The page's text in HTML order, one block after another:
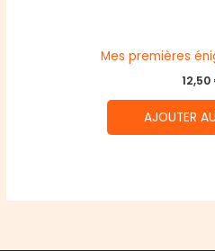
Mes premières
12,50
AJOUTER